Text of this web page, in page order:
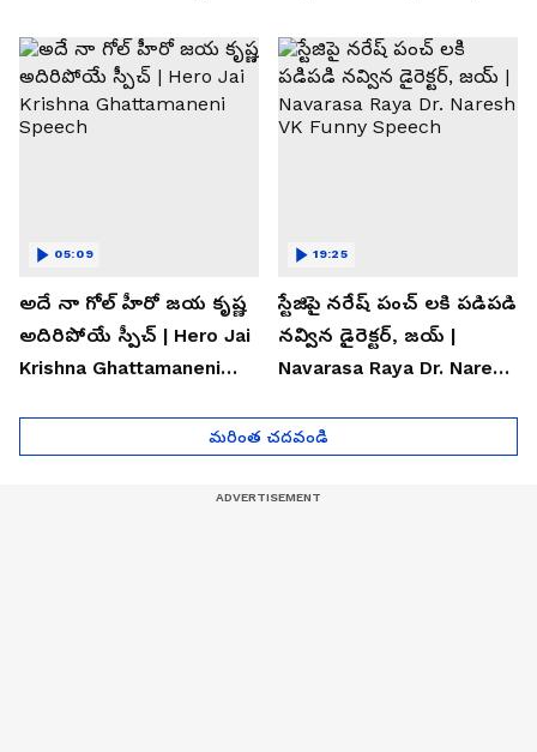
అదే నా గోల్ హీరో జయ కృష్ణ
అదిరిపోయే స్పీచ్ | Hero Jai
Krishna Ghattamaneni
05:09
స్టేజిపై నరేష్ పంచ్ లకి పడిపడి
నవ్విన డైరెక్టర్, జయ్ |
Navarasa Raya Dr. Naresh
19:25
మరింత చదవండి